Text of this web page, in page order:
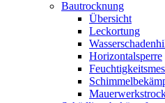
Bautrocknung
Übersicht
Leckortung
Horizontalsperre